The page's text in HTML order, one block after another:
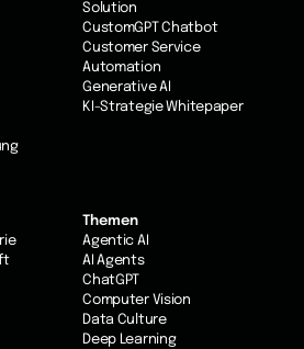
Themen
Agentic AI
AI Agents
ChatGPT
Computer Vision
Data Culture
Deep Learning
Solution
CustomGPT Chatbot
Customer Service
Automation
Generative AI
KI-Strategie Whitepaper